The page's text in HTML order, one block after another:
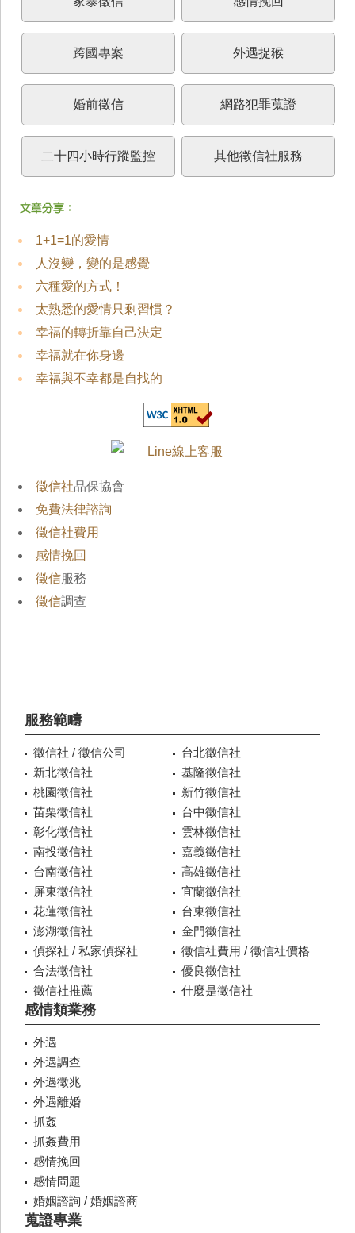
跨國專案 外遇捉猴
婚前徵信 網路犯罪蒐證
二十四小時行蹤監控 其他徵信社服務
1+1=1的愛情
人沒變，變的是感覺
六種愛的方式！
太熟悉的愛情只剩習慣？
幸福的轉折靠自己決定
幸福就在你身邊
幸福與不幸都是自找的
徵信社品保協會
免費法律諮詢
徵信社費用
感情挽回
徵信服務
徵信調查
服務範疇
徵信社 / 徵信公司
台北徵信社
新北徵信社
基隆徵信社
桃園徵信社
新竹徵信社
苗栗徵信社
台中徵信社
彰化徵信社
雲林徵信社
南投徵信社
嘉義徵信社
台南徵信社
高雄徵信社
屏東徵信社
宜蘭徵信社
花蓮徵信社
台東徵信社
澎湖徵信社
金門徵信社
偵探社 / 私家偵探社
徵信社費用 / 徵信社價格
合法徵信社
優良徵信社
徵信社推薦
什麼是徵信社
感情類業務
外遇
外遇調查
外遇徵兆
外遇離婚
抓姦
抓姦費用
感情挽回
感情問題
婚姻諮詢 / 婚姻諮商
蒐證專業